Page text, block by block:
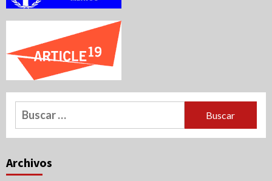
Buscar:
Archivos